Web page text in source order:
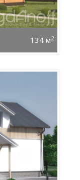
134 м2